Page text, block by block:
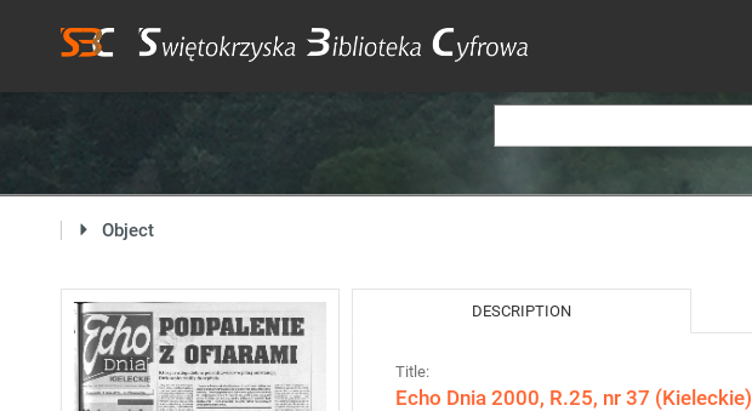
Object
DESCRIPTION
Title:
Echo Dnia 2000, R.25, nr 37 (Kieleckie)